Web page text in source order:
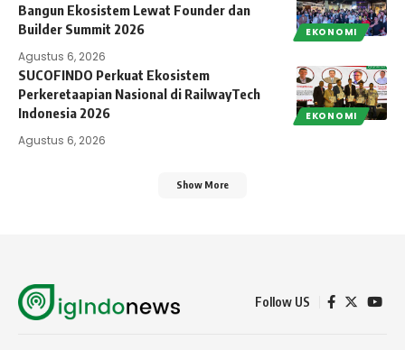
EKONOMI
Bangun Ekosistem Lewat Founder dan
Builder Summit 2026
Agustus 6, 2026
EKONOMI
SUCOFINDO Perkuat Ekosistem
Perkeretaapian Nasional di RailwayTech
Indonesia 2026
Agustus 6, 2026
Show More
Follow US